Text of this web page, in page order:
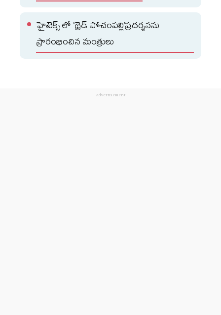
హైటెక్స్ లో ‘థ్రెడ్ పోచంపల్లి’ప్రదర్శనను
ప్రారంభించిన మంత్రులు